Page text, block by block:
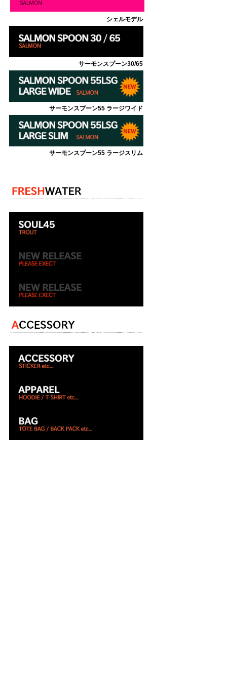
シェルモデル
サーモンスプーン30/65
サーモンスプーン55 ラージワイド
サーモンスプーン55 ラージスリム